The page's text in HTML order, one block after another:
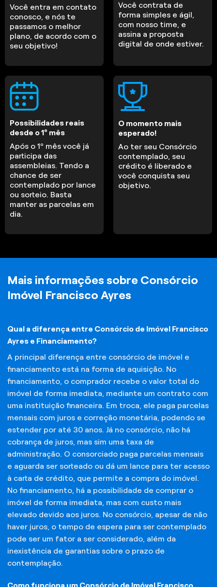
Você entra em contato
conosco, e nós te
passamos o melhor
plano, de acordo com o
seu objetivo!
Você contrata de
forma simples e ágil,
com nosso time, e
assina a proposta
digital de onde estiver.
Possibilidades reais
desde o 1º mês
Após o 1º mês você já
participa das
assembleias. Tendo a
chance de ser
contemplado por lance
ou sorteio. Basta
manter as parcelas em
dia.
O momento mais
esperado!
Ao ter seu Consórcio
contemplado, seu
crédito é liberado e
você conquista seu
objetivo.
Mais informações sobre Consórcio
Imóvel Francisco Ayres
Qual a diferença entre Consórcio de Imóvel Francisco
Ayres e Financiamento?
A principal diferença entre consórcio de imóvel e
financiamento está na forma de aquisição. No
financiamento, o comprador recebe o valor total do
imóvel de forma imediata, mediante um contrato com
uma instituição financeira. Em troca, ele paga parcelas
mensais com juros e correção monetária, podendo se
estender por até 30 anos. Já no consórcio, não há
cobrança de juros, mas sim uma taxa de
administração. O consorciado paga parcelas mensais
e aguarda ser sorteado ou dá um lance para ter acesso
à carta de crédito, que permite a compra do imóvel.
No financiamento, há a possibilidade de comprar o
imóvel de forma imediata, mas com custo mais
elevado devido aos juros. No consórcio, apesar de não
haver juros, o tempo de espera para ser contemplado
pode ser um fator a ser considerado, além da
inexistência de garantias sobre o prazo de
contemplação.